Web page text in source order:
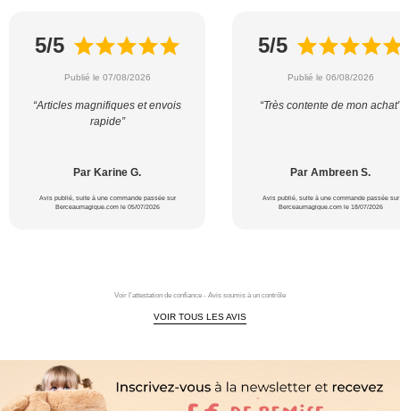
5/5
Publié le 07/08/2026
“Articles magnifiques et envois
rapide”
Par Karine G.
Avis publié, suite à une commande passée sur
Berceaumagique.com le 05/07/2026
5/5
Publié le 06/08/2026
“Très contente de mon achat”
Par Ambreen S.
Avis publié, suite à une commande passée sur
Berceaumagique.com le 18/07/2026
Voir l'attestation de confiance - Avis soumis à un contrôle
VOIR TOUS LES AVIS